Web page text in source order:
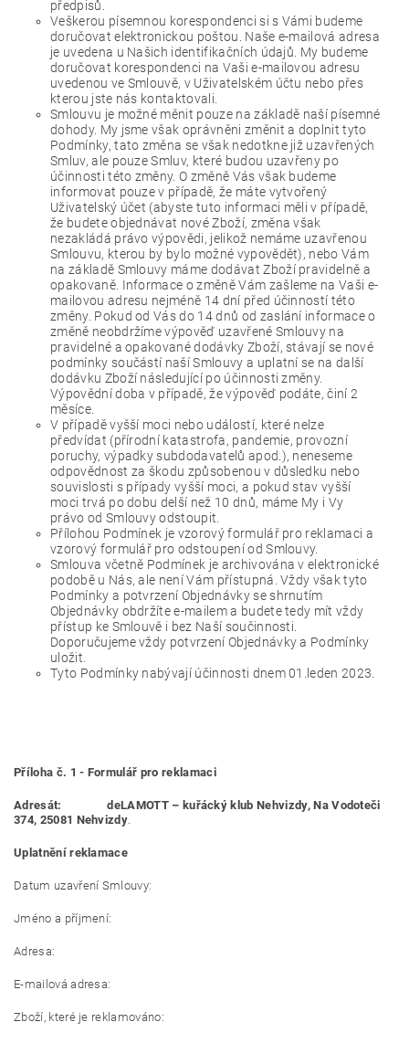
předpisů.
Veškerou písemnou korespondenci si s Vámi budeme
doručovat elektronickou poštou. Naše e-mailová adresa
je uvedena u Našich identifikačních údajů. My budeme
doručovat korespondenci na Vaši e-mailovou adresu
uvedenou ve Smlouvě, v Uživatelském účtu nebo přes
kterou jste nás kontaktovali.
Smlouvu je možné měnit pouze na základě naší písemné
dohody. My jsme však oprávněni změnit a doplnit tyto
Podmínky, tato změna se však nedotkne již uzavřených
Smluv, ale pouze Smluv, které budou uzavřeny po
účinnosti této změny. O změně Vás však budeme
informovat pouze v případě, že máte vytvořený
Uživatelský účet (abyste tuto informaci měli v případě,
že budete objednávat nové Zboží, změna však
nezakládá právo výpovědi, jelikož nemáme uzavřenou
Smlouvu, kterou by bylo možné vypovědět), nebo Vám
na základě Smlouvy máme dodávat Zboží pravidelně a
opakovaně. Informace o změně Vám zašleme na Vaši e-
mailovou adresu nejméně 14 dní před účinností této
změny. Pokud od Vás do 14 dnů od zaslání informace o
změně neobdržíme výpověď uzavřené Smlouvy na
pravidelné a opakované dodávky Zboží, stávají se nové
podmínky součástí naší Smlouvy a uplatní se na další
dodávku Zboží následující po účinnosti změny.
Výpovědní doba v případě, že výpověď podáte, činí 2
měsíce.
V případě vyšší moci nebo událostí, které nelze
předvídat (přírodní katastrofa, pandemie, provozní
poruchy, výpadky subdodavatelů apod.), neneseme
odpovědnost za škodu způsobenou v důsledku nebo
souvislosti s případy vyšší moci, a pokud stav vyšší
moci trvá po dobu delší než 10 dnů, máme My i Vy
právo od Smlouvy odstoupit.
Přílohou Podmínek je vzorový formulář pro reklamaci a
vzorový formulář pro odstoupení od Smlouvy.
Smlouva včetně Podmínek je archivována v elektronické
podobě u Nás, ale není Vám přístupná. Vždy však tyto
Podmínky a potvrzení Objednávky se shrnutím
Objednávky obdržíte e-mailem a budete tedy mít vždy
přístup ke Smlouvě i bez Naší součinnosti.
Doporučujeme vždy potvrzení Objednávky a Podmínky
uložit.
Tyto Podmínky nabývají účinnosti dnem 01.leden 2023.
Příloha č. 1 - Formulář pro reklamaci
Adresát: deLAMOTT – kuřácký klub Nehvizdy, Na Vodoteči
374, 25081 Nehvizdy
Uplatnění reklamace
Datum uzavření Smlouvy:
Jméno a příjmení:
Adresa:
E-mailová adresa:
Zboží, které je reklamováno: